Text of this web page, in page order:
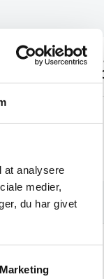
at analysere
medier,
du har givet
Marketing
“Bestilte kl.13 og
dagen efter